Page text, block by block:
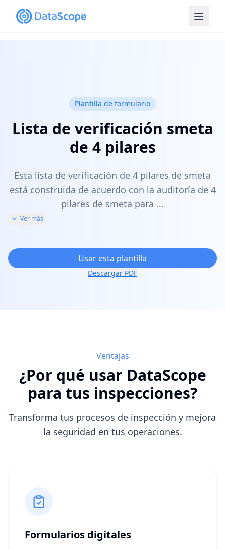
Plantilla de formulario
Lista de verificación smeta
de 4 pilares
Esta lista de verificación de 4 pilares de smeta
está construida de acuerdo con la auditoría de 4
pilares de smeta para ...
Ver más
Usar esta plantilla
Descargar PDF
Ventajas
¿Por qué usar DataScope
para tus inspecciones?
Transforma tus procesos de inspección y mejora
la seguridad en tus operaciones.
Formularios digitales